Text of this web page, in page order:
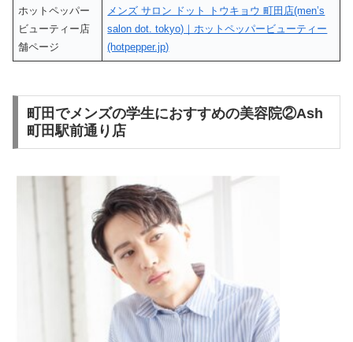
ホットペッパー
ビューティー店
舗ページ
メンズ サロン ドット トウキョウ 町田店(men’s
salon dot. tokyo)｜ホットペッパービューティー
(hotpepper.jp)
町田でメンズの学生におすすめの美容院②Ash
町田駅前通り店